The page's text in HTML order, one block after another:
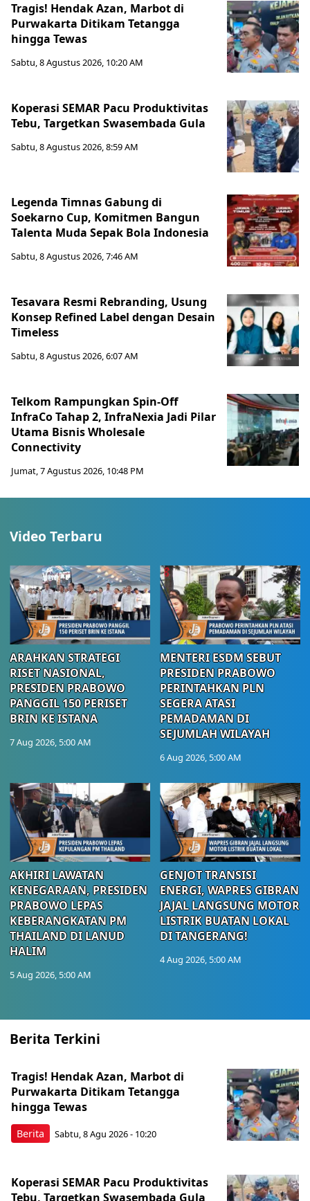
Tragis! Hendak Azan, Marbot di
Purwakarta Ditikam Tetangga
hingga Tewas
Sabtu, 8 Agustus 2026, 10:20 AM
Koperasi SEMAR Pacu Produktivitas
Tebu, Targetkan Swasembada Gula
Sabtu, 8 Agustus 2026, 8:59 AM
Legenda Timnas Gabung di
Soekarno Cup, Komitmen Bangun
Talenta Muda Sepak Bola Indonesia
Sabtu, 8 Agustus 2026, 7:46 AM
Tesavara Resmi Rebranding, Usung
Konsep Refined Label dengan Desain
Timeless
Sabtu, 8 Agustus 2026, 6:07 AM
Telkom Rampungkan Spin-Off
InfraCo Tahap 2, InfraNexia Jadi Pilar
Utama Bisnis Wholesale
Connectivity
Jumat, 7 Agustus 2026, 10:48 PM
Video Terbaru
ARAHKAN STRATEGI
RISET NASIONAL,
PRESIDEN PRABOWO
PANGGIL 150 PERISET
BRIN KE ISTANA
7 Aug 2026, 5:00 AM
MENTERI ESDM SEBUT
PRESIDEN PRABOWO
PERINTAHKAN PLN
SEGERA ATASI
PEMADAMAN DI
SEJUMLAH WILAYAH
6 Aug 2026, 5:00 AM
AKHIRI LAWATAN
KENEGARAAN, PRESIDEN
PRABOWO LEPAS
KEBERANGKATAN PM
THAILAND DI LANUD
HALIM
5 Aug 2026, 5:00 AM
GENJOT TRANSISI
ENERGI, WAPRES GIBRAN
JAJAL LANGSUNG MOTOR
LISTRIK BUATAN LOKAL
DI TANGERANG!
4 Aug 2026, 5:00 AM
Berita Terkini
Berita
Tragis! Hendak Azan, Marbot di
Purwakarta Ditikam Tetangga
hingga Tewas
Sabtu, 8 Agu 2026 - 10:20
Koperasi SEMAR Pacu Produktivitas
Tebu, Targetkan Swasembada Gula